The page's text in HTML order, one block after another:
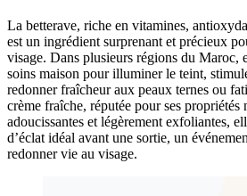
La betterave, riche en vitamines,
est un ingrédient surprenant et précieux
visage. Dans plusieurs régions du Maroc,
soins maison pour illuminer le teint,
redonner fraîcheur aux peaux ternes ou
crème fraîche, réputée pour ses propriétés
adoucissantes et légèrement exfoliantes,
d’éclat idéal avant une sortie, un
redonner vie au visage.